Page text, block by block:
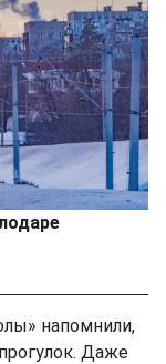
напомнили,
Даже